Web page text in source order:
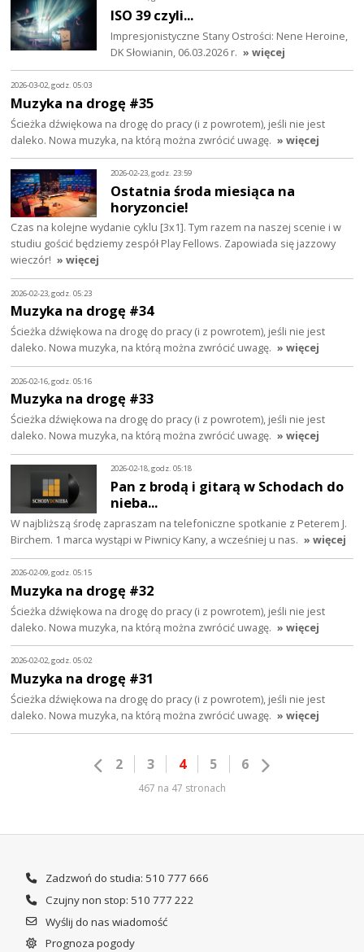
ISO 39 czyli...
Impresjonistyczne Stany Ostrości: Nene Heroine,
DK Słowianin, 06.03.2026 r. » więcej
2026-03-02, godz. 05:03
Muzyka na drogę #35
Ścieżka dźwiękowa na drogę do pracy (i z powrotem), jeśli nie jest
daleko. Nowa muzyka, na którą można zwrócić uwagę. » więcej
2026-02-23, godz. 23:59
Ostatnia środa miesiąca na
horyzoncie!
Czas na kolejne wydanie cyklu [3x1]. Tym razem na naszej scenie i w
studiu gościć będziemy zespół Play Fellows. Zapowiada się jazzowy
wieczór! » więcej
2026-02-23, godz. 05:23
Muzyka na drogę #34
Ścieżka dźwiękowa na drogę do pracy (i z powrotem), jeśli nie jest
daleko. Nowa muzyka, na którą można zwrócić uwagę. » więcej
2026-02-16, godz. 05:16
Muzyka na drogę #33
Ścieżka dźwiękowa na drogę do pracy (i z powrotem), jeśli nie jest
daleko. Nowa muzyka, na którą można zwrócić uwagę. » więcej
2026-02-18, godz. 05:18
Pan z brodą i gitarą w Schodach do
nieba...
W najbliższą środę zapraszam na telefoniczne spotkanie z Peterem J.
Birchem. 1 marca wystąpi w Piwnicy Kany, a wcześniej u nas. » więcej
2026-02-09, godz. 05:15
Muzyka na drogę #32
Ścieżka dźwiękowa na drogę do pracy (i z powrotem), jeśli nie jest
daleko. Nowa muzyka, na którą można zwrócić uwagę. » więcej
2026-02-02, godz. 05:02
Muzyka na drogę #31
Ścieżka dźwiękowa na drogę do pracy (i z powrotem), jeśli nie jest
daleko. Nowa muzyka, na którą można zwrócić uwagę. » więcej
2 3 4 5 6
467 na 47 stronach
Zadzwoń do studia: 510 777 666
Czujny non stop: 510 777 222
Wyślij do nas wiadomość
Prognoza pogody